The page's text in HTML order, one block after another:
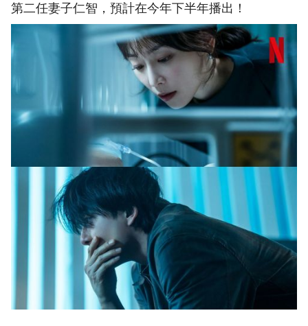
第二任妻子仁智，預計在今年下半年播出！